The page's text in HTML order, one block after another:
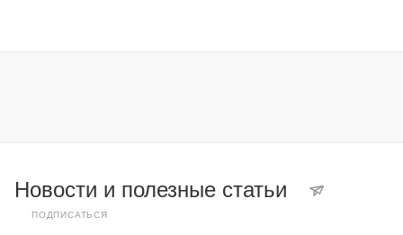
Новости и полезные статьи
ПОДПИСАТЬСЯ